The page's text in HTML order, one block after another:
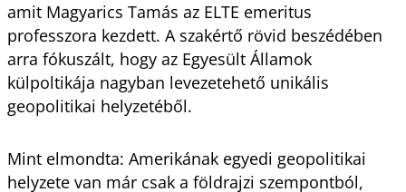
amit Magyarics Tamás az ELTE emeritus
professzora kezdett. A szakértő rövid beszédében
arra fókuszált, hogy az Egyesült Államok
külpoltikája nagyban levezetehető unikális
geopolitikai helyzetéből.
Mint elmondta: Amerikának egyedi geopolitikai
helyzete van már csak a földrajzi szempontból,